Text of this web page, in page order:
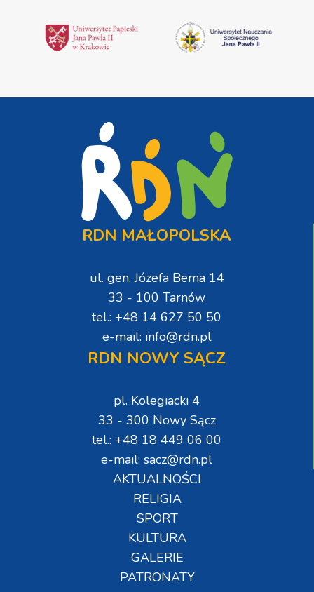
RDN MAŁOPOLSKA
ul. gen. Józefa Bema 14
33 - 100 Tarnów
tel.: +48 14 627 50 50
e-mail: info@rdn.pl
RDN NOWY SĄCZ
pl. Kolegiacki 4
33 - 300 Nowy Sącz
tel.: +48 18 449 06 00
e-mail: sacz@rdn.pl
AKTUALNOŚCI
RELIGIA
SPORT
KULTURA
GALERIE
PATRONATY